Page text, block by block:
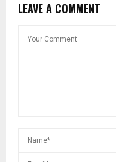
LEAVE A COMMENT